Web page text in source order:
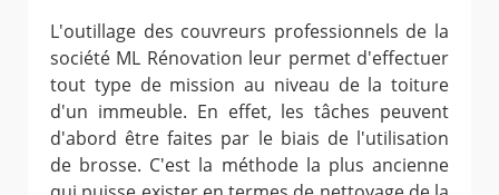
L'outillage des couvreurs professionnels de la
société ML Rénovation leur permet d'effectuer
tout type de mission au niveau de la toiture
d'un immeuble. En effet, les tâches peuvent
d'abord être faites par le biais de l'utilisation
de brosse. C'est la méthode la plus ancienne